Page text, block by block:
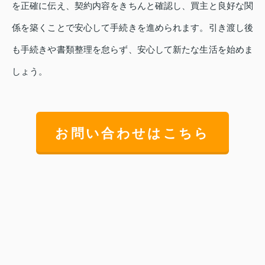
を正確に伝え、契約内容をきちんと確認し、買主と良好な関
係を築くことで安心して手続きを進められます。引き渡し後
も手続きや書類整理を怠らず、安心して新たな生活を始めま
しょう。
お問い合わせはこちら